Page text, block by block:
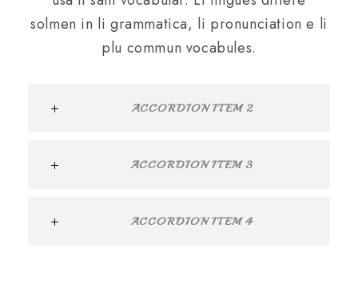
solmen in li grammatica, li pronunciation e li
plu commun vocabules.
ACCORDION ITEM 2
ACCORDION ITEM 3
ACCORDION ITEM 4